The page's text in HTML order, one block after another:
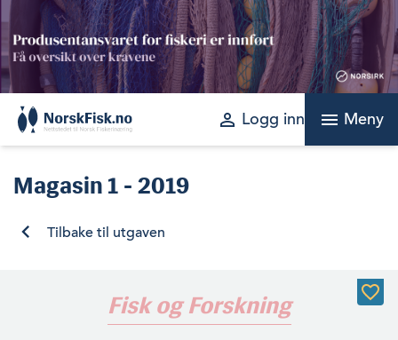
Skip
to
content
perm_identity Logg inn menu Meny
Magasin 1 - 2019
Tilbake til utgaven
Fisk og Forskning